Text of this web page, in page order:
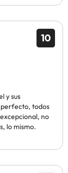
10
y sus
todos
no
lo mismo.